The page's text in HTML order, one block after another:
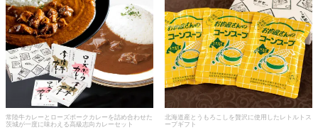
常陸牛カレーとローズポークカレーを詰め合わせた
茨城が一度に味わえる高級志向カレーセット
北海道産とうもろこしを贅沢に使用したレトルトス
ープギフト